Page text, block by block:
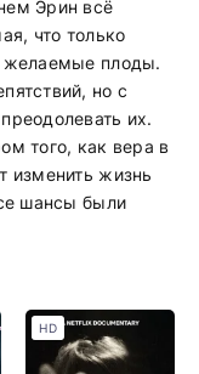
Эрин всё
что только
желаемые плоды.
но с
их.
того, как вера в
изменить жизнь
шансы были
HD